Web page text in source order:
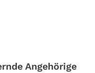
Angehörige